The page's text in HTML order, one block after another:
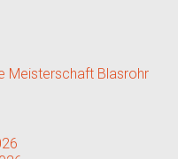
Meisterschaft Blasrohr